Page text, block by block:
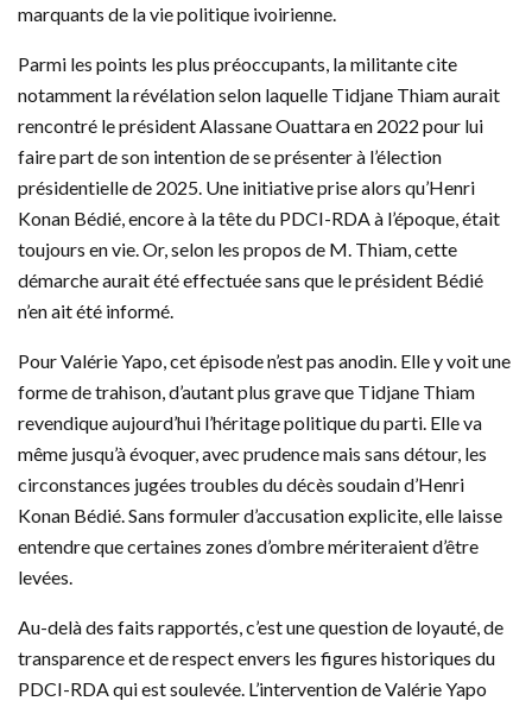
marquants de la vie politique ivoirienne.
Parmi les points les plus préoccupants, la militante cite
notamment la révélation selon laquelle Tidjane Thiam aurait
rencontré le président Alassane Ouattara en 2022 pour lui
faire part de son intention de se présenter à l’élection
présidentielle de 2025. Une initiative prise alors qu’Henri
Konan Bédié, encore à la tête du PDCI-RDA à l’époque, était
toujours en vie. Or, selon les propos de M. Thiam, cette
démarche aurait été effectuée sans que le président Bédié
n’en ait été informé.
Pour Valérie Yapo, cet épisode n’est pas anodin. Elle y voit une
forme de trahison, d’autant plus grave que Tidjane Thiam
revendique aujourd’hui l’héritage politique du parti. Elle va
même jusqu’à évoquer, avec prudence mais sans détour, les
circonstances jugées troubles du décès soudain d’Henri
Konan Bédié. Sans formuler d’accusation explicite, elle laisse
entendre que certaines zones d’ombre mériteraient d’être
levées.
Au-delà des faits rapportés, c’est une question de loyauté, de
transparence et de respect envers les figures historiques du
PDCI-RDA qui est soulevée. L’intervention de Valérie Yapo